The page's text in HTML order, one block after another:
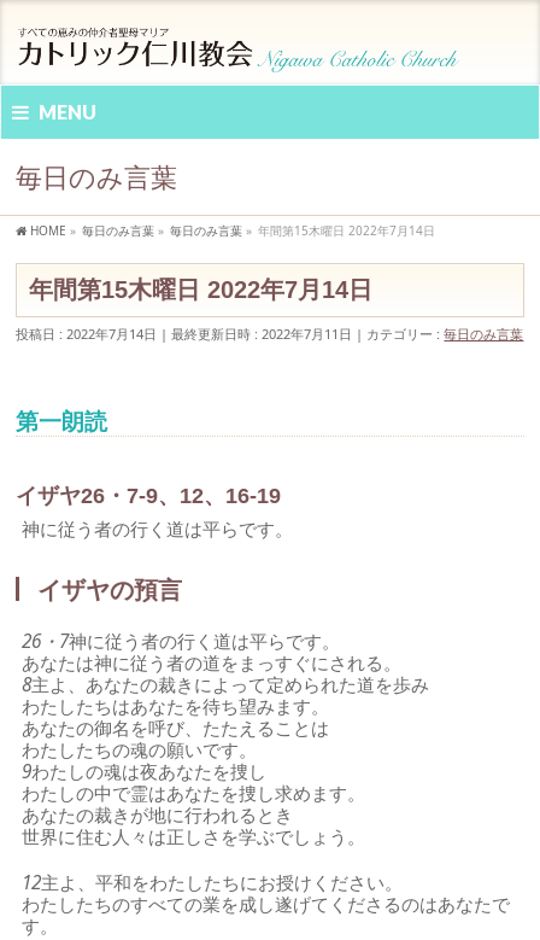
MENU
毎日のみ言葉
HOME » 毎日のみ言葉 » 毎日のみ言葉 » 年間第15木曜日 2022年7月14日
年間第15木曜日 2022年7月14日
投稿日 : 2022年7月14日 最終更新日時 : 2022年7月11日 カテゴリー :毎日のみ言葉
第一朗読
イザヤ26・7-9、12、16-19
神に従う者の行く道は平らです。
イザヤの預言
26・7神に従う者の行く道は平らです。
あなたは神に従う者の道をまっすぐにされる。
8主よ、あなたの裁きによって定められた道を歩み
わたしたちはあなたを待ち望みます。
あなたの御名を呼び、たたえることは
わたしたちの魂の願いです。
9わたしの魂は夜あなたを捜し
わたしの中で霊はあなたを捜し求めます。
あなたの裁きが地に行われるとき
世界に住む人々は正しさを学ぶでしょう。
12主よ、平和をわたしたちにお授けください。
わたしたちのすべての業を成し遂げてくださるのはあなたで
す。